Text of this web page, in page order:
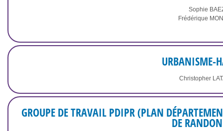
Sophie
Frédérique
URBANISME-
Christopher
GROUPE DE TRAVAIL PDIPR (PLAN
DE